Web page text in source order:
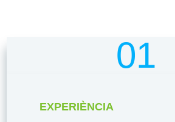
01
EXPERIÈNCIA